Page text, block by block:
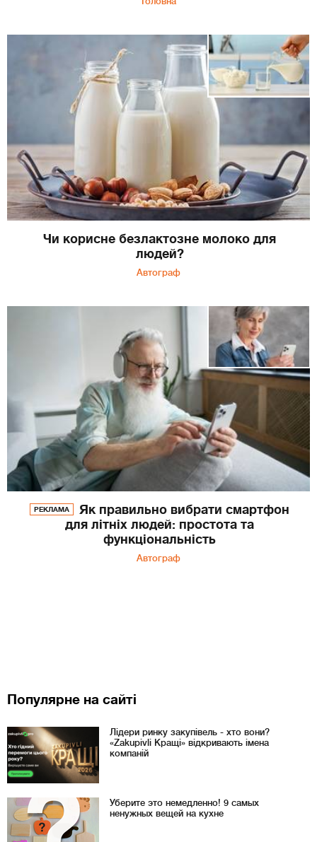
Чи корисне безлактозне молоко для
людей?
Автограф
РЕКЛАМА
Як правильно вибрати смартфон
для літніх людей: простота та
функціональність
Автограф
Популярне на сайті
Лідери ринку закупівель - хто вони?
«Zakupivli Кращі» відкривають імена
компаній
Уберите это немедленно! 9 самых
ненужных вещей на кухне